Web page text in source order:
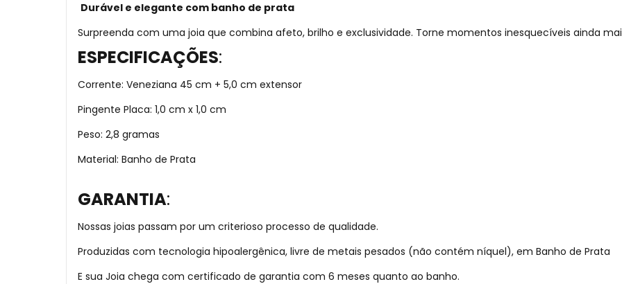
Durável e elegante com banho de prata
Surpreenda com uma joia que combina afeto, brilho e exclusividade. Torne momentos inesquecíveis ainda
ESPECIFICAÇÕES:
Corrente: Veneziana 45 cm + 5,0 cm extensor
Pingente Placa: 1,0 cm x 1,0 cm
Peso: 2,8 gramas
Material: Banho de Prata
GARANTIA:
Nossas joias passam por um criterioso processo de qualidade.
Produzidas com tecnologia hipoalergênica, livre de metais pesados (não contém níquel), em Banho de Prata
E sua Joia chega com certificado de garantia com 6 meses quanto ao banho.